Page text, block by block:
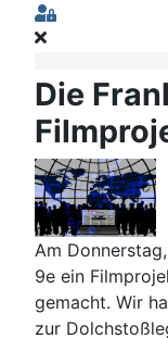
Sign In
Die
Am
9e ein
gemacht. Wir
zur